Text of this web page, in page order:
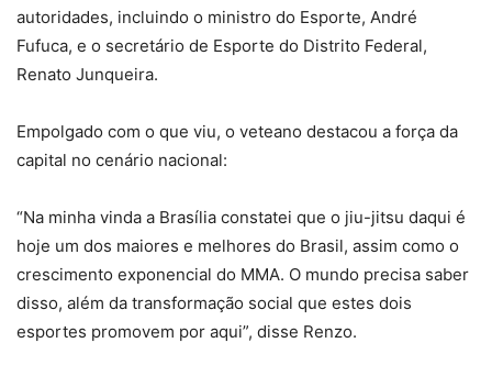
autoridades, incluindo o ministro do Esporte, André
Fufuca, e o secretário de Esporte do Distrito Federal,
Renato Junqueira.
Empolgado com o que viu, o veteano destacou a força da
capital no cenário nacional:
“Na minha vinda a Brasília constatei que o jiu-jitsu daqui é
hoje um dos maiores e melhores do Brasil, assim como o
crescimento exponencial do MMA. O mundo precisa saber
disso, além da transformação social que estes dois
esportes promovem por aqui”, disse Renzo.